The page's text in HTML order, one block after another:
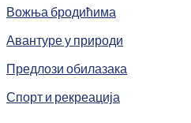
Вожња бродићима
Авантуре у природи
Предлози обилазака
Спорт и рекреација